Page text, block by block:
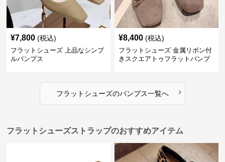
¥7,800 (税込)
フラットシューズ 上品なシンプ
ルパンプス
¥8,400 (税込)
フラットシューズ 金属リボン付
きスクエアトゥフラットパンプ
フラットシューズのパンプス一覧へ ›
フラットシューズストラップのおすすめアイテム